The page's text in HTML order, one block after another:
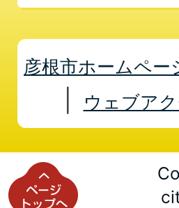
彦根市ホームペー
ウェブア